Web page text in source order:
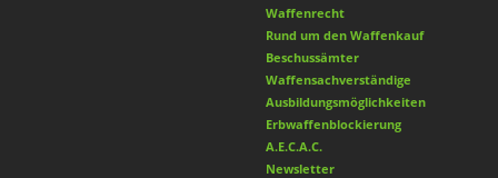
Waffenrecht
Rund um den Waffenkauf
Beschussämter
Waffensachverständige
Ausbildungsmöglichkeiten
Erbwaffenblockierung
A.E.C.A.C.
Newsletter